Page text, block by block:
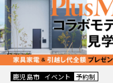
鹿児島市 イベント 予約制